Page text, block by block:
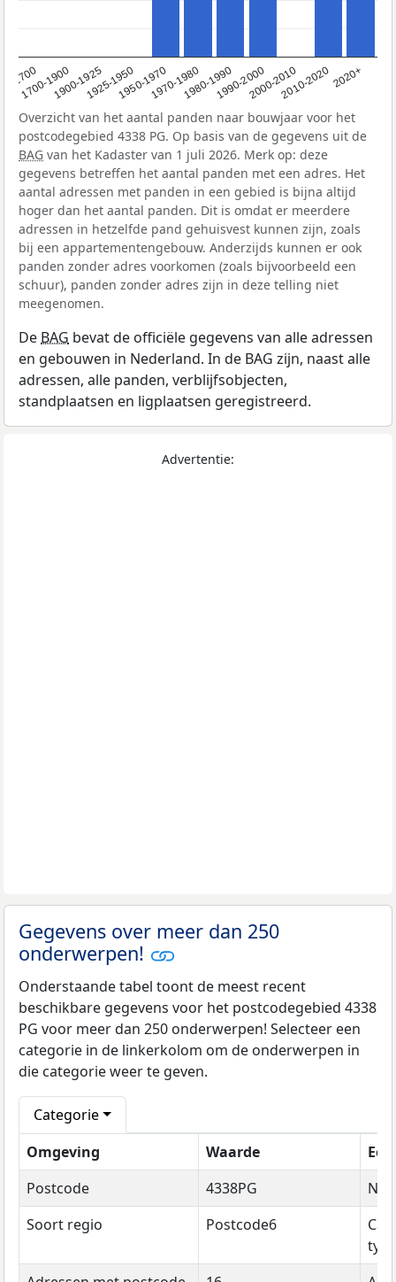
<1700
1700-19001900-19251925-19501950-19701970-19801980-19901990-20002000-20102010-20202020+
Overzicht van het aantal panden naar bouwjaar voor het
postcodegebied 4338 PG. Op basis van de gegevens uit de
BAG van het Kadaster van 1 juli 2026. Merk op: deze
gegevens betreffen het aantal panden met een adres. Het
aantal adressen met panden in een gebied is bijna altijd
hoger dan het aantal panden. Dit is omdat er meerdere
adressen in hetzelfde pand gehuisvest kunnen zijn, zoals
bij een appartementengebouw. Anderzijds kunnen er ook
panden zonder adres voorkomen (zoals bijvoorbeeld een
schuur), panden zonder adres zijn in deze telling niet
meegenomen.
De BAG bevat de officiële gegevens van alle adressen
en gebouwen in Nederland. In de BAG zijn, naast alle
adressen, alle panden, verblijfsobjecten,
standplaatsen en ligplaatsen geregistreerd.
Advertentie:
Gegevens over meer dan 250
onderwerpen!
Onderstaande tabel toont de meest recent
beschikbare gegevens voor het postcodegebied 4338
PG voor meer dan 250 onderwerpen! Selecteer een
categorie in de linkerkolom om de onderwerpen in
die categorie weer te geven.
Categorie
Omgeving
Waarde
Postcode
4338PG
Soort regio
Postcode6
type